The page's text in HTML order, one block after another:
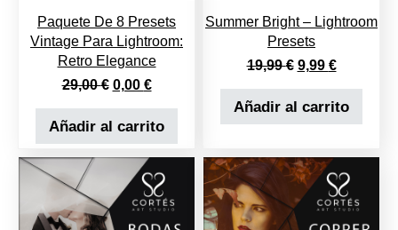
Paquete De 8 Presets
Vintage Para Lightroom:
Retro Elegance
29,00€ El precio original era: 29,00 €.
0,00 €El precio actual es: 0,00 €.
Añadir al carrito
Summer Bright – Lightroom
Presets
19,99€ El precio
9,99 €El precio
Añadir al carrito